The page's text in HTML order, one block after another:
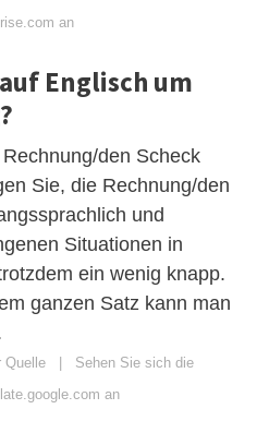
an
Englisch um
den Scheck
Sie, die Rechnung/den
und
Situationen in
ein wenig knapp.
ganzen Satz kann man
Quelle | Sehen Sie sich die
an